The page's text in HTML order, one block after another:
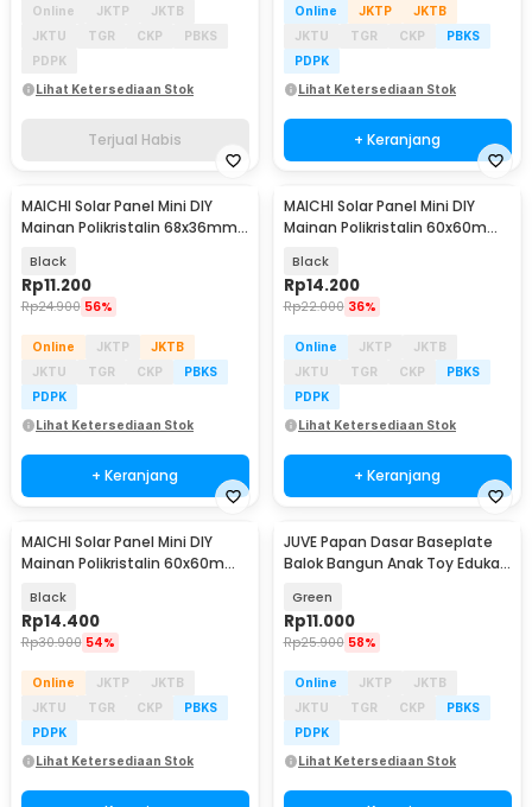
Online JKTP
JKTB
JKTU
TGR CKP
PBKS
PDPK
Lihat Ketersediaan Stok
Terjual Habis
Online JKTP
JKTB
JKTU
TGR CKP
PBKS
PDPK
Lihat Ketersediaan Stok
+ Keranjang
MAICHI Solar Panel Mini DIY
Mainan Polikristalin 68x36mm
Black
Rp11.200
Rp24.900 56%
Online JKTP
JKTB
JKTU
TGR CKP
PBKS
PDPK
Lihat Ketersediaan Stok
+ Keranjang
MAICHI Solar Panel Mini DIY
Mainan Polikristalin 60x60mm
Black
Rp14.200
Rp22.000 36%
Online JKTP
JKTB
JKTU
TGR CKP
PBKS
PDPK
Lihat Ketersediaan Stok
+ Keranjang
MAICHI Solar Panel Mini DIY
Mainan Polikristalin 60x60mm
Black
Rp14.400
Rp30.900 54%
Online JKTP
JKTB
JKTU
TGR CKP
PBKS
PDPK
Lihat Ketersediaan Stok
JUVE Papan Dasar Baseplate
Balok Bangun Anak Toy Edukasi
Green
Rp11.000
Rp25.900 58%
Online JKTP
JKTB
JKTU
TGR CKP
PBKS
PDPK
Lihat Ketersediaan Stok